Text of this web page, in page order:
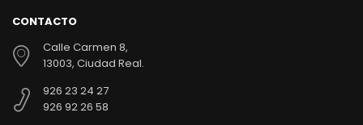
CONTACTO
Calle Carmen 8,
13003, Ciudad Real.
926 23 24 27
926 92 26 58